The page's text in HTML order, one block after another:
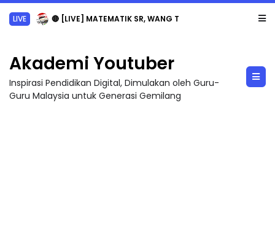
LIVE 🔴 [LIVE] MATEMATIK SR, WANG TAHUN 6 OLEH CIKGU ANITA #ALLINONE #141 #...
Akademi Youtuber
Inspirasi Pendidikan Digital, Dimulakan oleh Guru-
Guru Malaysia untuk Generasi Gemilang